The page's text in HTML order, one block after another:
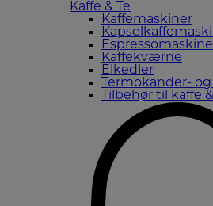
Kaffe & Te
Kaffemaskiner
Kaffekværne
Elkedler
Termokander-
Tilbehør til kaffe